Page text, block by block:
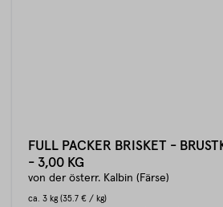
FULL PACKER BRISKET -
- 3,00 KG
von der österr. Kalbin (Färse)
ca. 3 kg (35.7 € / kg)